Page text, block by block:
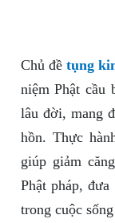
Chủ đề tụng
niệm Phật cầu
lâu đời, mang
hồn. Thực
giúp giảm
Phật pháp,
trong cuộc